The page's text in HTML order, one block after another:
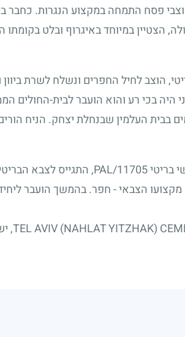
פסח התמחה במקצוע הנגרות. כחבר
הצטיין במיוחד באיגרוף ובלט בקומתו
הוצב לחיל החפרים ונשלח לשרת
היה בכי רע והוא הועבר לבית-החולים
בבית העלמין שבנחלת יצחק. הניח